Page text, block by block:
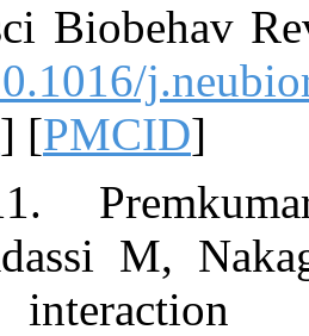
Neurosci
[DOI:10.1016/
[ PMID] [
11. 11.
Moghadassi
The